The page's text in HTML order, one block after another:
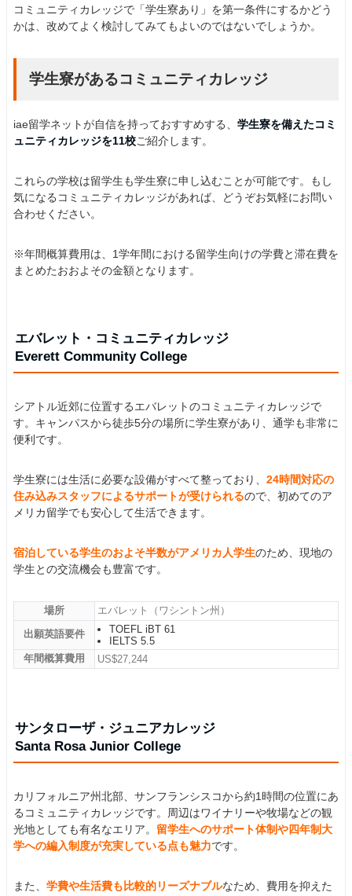
コミュニティカレッジで「学生寮あり」を第一条件にするかどう
かは、改めてよく検討してみてもよいのではないでしょうか。
学生寮があるコミュニティカレッジ
iae留学ネットが自信を持っておすすめする、 学生寮を備えたコミ
ュニティカレッジを11校ご紹介します。
これらの学校は留学生も学生寮に申し込むことが可能です。もし
気になるコミュニティカレッジがあれば、どうぞお気軽にお問い
合わせください。
※年間概算費用は、1学年間における留学生向けの学費と滞在費を
まとめたおおよその金額となります。
エバレット・コミュニティカレッジ
Everett Community College
シアトル近郊に位置するエバレットのコミュニティカレッジで
す。キャンパスから徒歩5分の場所に学生寮があり、通学も非常に
便利です。
学生寮には生活に必要な設備がすべて整っており、 24時間対応の
住み込みスタッフによるサポートが受けられるので、初めてのア
メリカ留学でも安心して生活できます。
宿泊している学生のおよそ半数がアメリカ人学生のため、現地の
学生との交流機会も豊富です。
場所
エバレット（ワシントン州）
出願英語要件
TOEFL iBT 61
IELTS 5.5
年間概算費用
US$27,244
サンタローザ・ジュニアカレッジ
Santa Rosa Junior College
カリフォルニア州北部、サンフランシスコから約1時間の位置にあ
るコミュニティカレッジです。周辺はワイナリーや牧場などの観
光地としても有名なエリア。 留学生へのサポート体制や四年制大
学への編入制度が充実している点も魅力です。
また、 学費や生活費も比較的リーズナブルなため、費用を抑えた